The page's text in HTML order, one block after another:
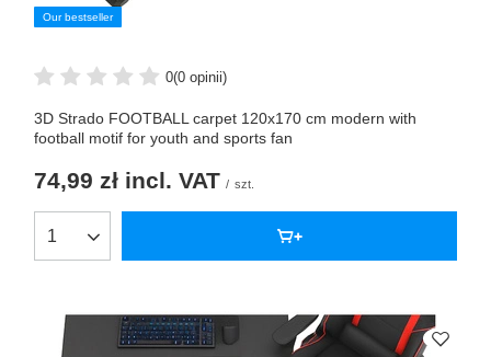
Our bestseller
0(0 opinii)
3D Strado FOOTBALL carpet 120x170 cm modern with
football motif for youth and sports fan
74,99 zł incl. VAT / szt.